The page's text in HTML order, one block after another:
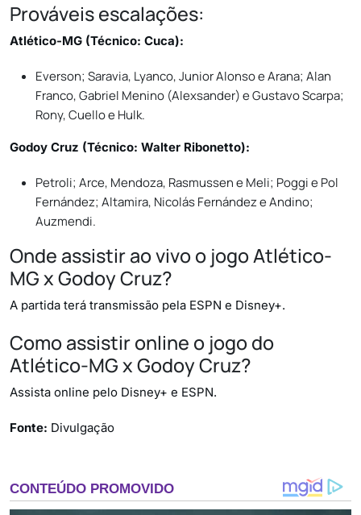
Prováveis escalações:
Atlético-MG (Técnico: Cuca):
Everson; Saravia, Lyanco, Junior Alonso e Arana; Alan
Franco, Gabriel Menino (Alexsander) e Gustavo Scarpa;
Rony, Cuello e Hulk.
Godoy Cruz (Técnico: Walter Ribonetto):
Petroli; Arce, Mendoza, Rasmussen e Meli; Poggi e Pol
Fernández; Altamira, Nicolás Fernández e Andino;
Auzmendi.
Onde assistir ao vivo o jogo Atlético-
MG x Godoy Cruz?
A partida terá transmissão pela ESPN e Disney+.
Como assistir online o jogo do
Atlético-MG x Godoy Cruz?
Assista online pelo Disney+ e ESPN.
Fonte: Divulgação